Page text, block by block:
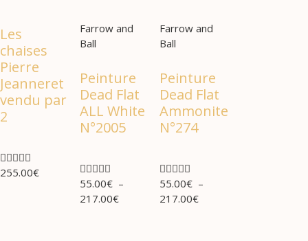
Les
chaises
Pierre
Jeanneret
vendu par
2

255.00€
Farrow and
Ball
Peinture
Dead Flat
ALL White
N°2005

55.00€ –
217.00€
Farrow and
Ball
Peinture
Dead Flat
Ammonite
N°274

55.00€ –
217.00€